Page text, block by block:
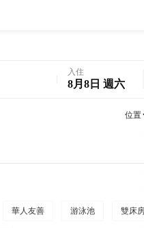
入住
8月8日 週六
位置
華人友善 游泳池 雙床